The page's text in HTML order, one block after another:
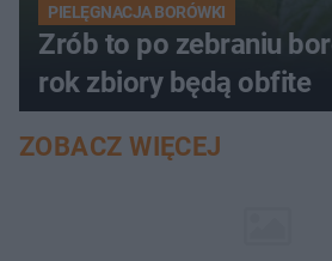
PIELĘGNACJA BORÓWKI
Zrób to po zebraniu
rok zbiory będą obfite
ZOBACZ WIĘCEJ